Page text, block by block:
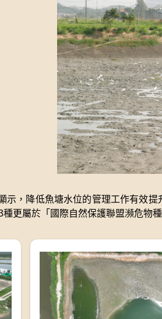
示，降低魚塘水位的管理工作有效
更屬於「國際自然保護聯盟瀕危物